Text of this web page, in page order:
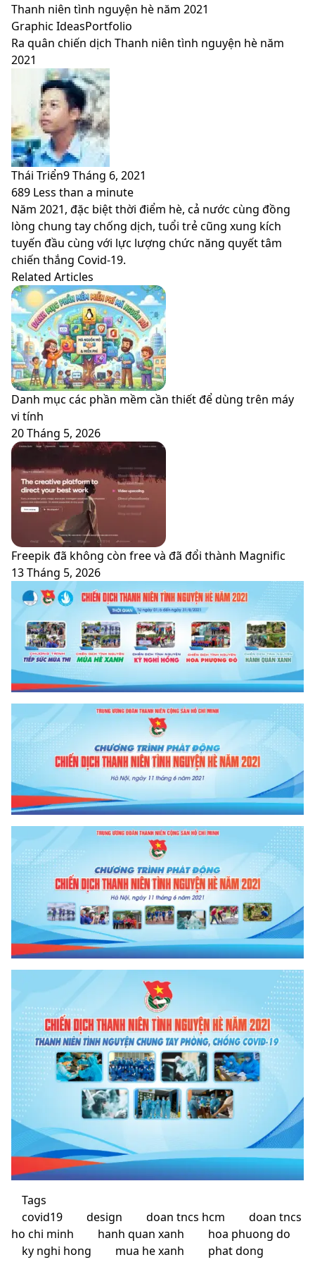
skin
Thanh niên tình nguyện hè năm 2021
Graphic IdeasPortfolio
Ra quân chiến dịch Thanh niên tình nguyện hè năm
2021
Thái Triển9 Tháng 6, 2021
689 Less than a minute
Facebook
X
LinkedIn
Pinterest
Messenger
Messenger
WhatsApp
Telegram
Viber
Share
via
Email
Print
Năm 2021, đặc biệt thời điểm hè, cả nước cùng đồng
lòng chung tay chống dịch, tuổi trẻ cũng xung kích
tuyến đầu cùng với lực lượng chức năng quyết tâm
chiến thắng Covid-19.
Related Articles
Danh mục các phần mềm cần thiết để dùng trên máy
vi tính
20 Tháng 5, 2026
Freepik đã không còn free và đã đổi thành Magnific
13 Tháng 5, 2026
Tags
covid19
design doan tncs hcm
doan tncs
ho chi minh
hanh quan xanh
hoa phuong do
ky nghi hong
mua he xanh
phat dong